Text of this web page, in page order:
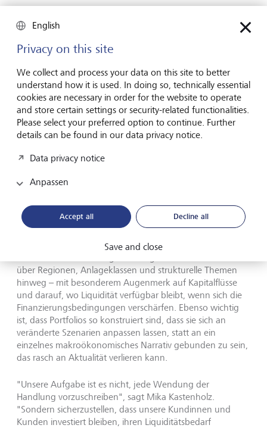
Drittens die wachsende institutionelle Präsenz digitaler
Vermögenswerte. Im Jahr 2025 erreichte die
Marktkapitalisierung von Bitcoin die Höhe des
Gesamtwerts der im Umlauf befindlichen physischen US-
Dollars. Gleichzeitig ist die Volatilität gesunken und die
institutionelle Beteiligung gestiegen. Aufgrund der Historie
ausgeprägter Kursrückgänge bleibt die Anlageklasse
jedoch grundsätzlich eher volatil. Die LGT betrachtet
digitale Vermögenswerte daher als mögliche, nicht aber als
gegebene Diversifikatoren und legt den Fokus auf
Strukturen und fundierte Szenarioanalysen.
Auswirkungen auf Portfolios: Investieren in
Zeiten des Umbruchs
Qualität und Agilität. Die Bank unterstützt ihre Kundinnen
über Regionen, Anlageklassen und strukturelle Themen
hinweg – mit besonderem Augenmerk auf Kapitalflüsse
und darauf, wo Liquidität verfügbar bleibt, wenn sich die
Finanzierungsbedingungen verschärfen. Ebenso wichtig
ist, dass Portfolios so konstruiert sind, dass sie sich an
veränderte Szenarien anpassen lassen, statt an ein
einzelnes makroökonomisches Narrativ gebunden zu sein,
das rasch an Aktualität verlieren kann.
"Unsere Aufgabe ist es nicht, jede Wendung der
Handlung vorzuschreiben", sagt Mika Kastenholz.
"Sondern sicherzustellen, dass unsere Kundinnen und
Kunden investiert bleiben, ihren Liquiditätsbedarf
English
Privacy on this site
We collect and process your data on this site to better
understand how it is used. In doing so, technically essential
cookies are necessary in order for the website to operate
and store certain settings or security-related functionalities.
Please select your preferred option to continue. Further
details can be found in our data privacy notice.
Data privacy notice
Anpassen
Accept all Decline all
Save and close